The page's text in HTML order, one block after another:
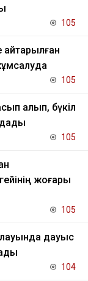
105
105
қалып, бүкіл
105
жоғары
105
дауыс
104